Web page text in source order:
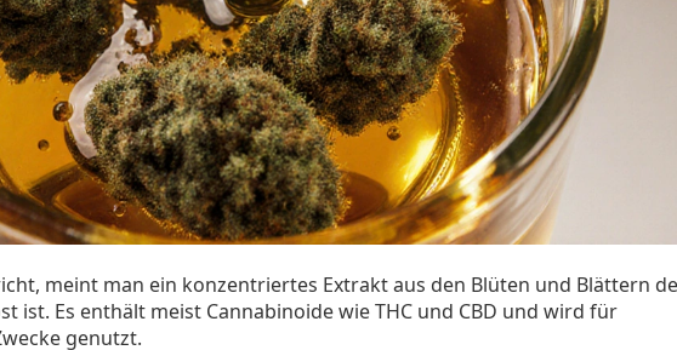
meint man ein konzentriertes Extrakt aus den Blüten und Blättern
ist. Es enthält meist Cannabinoide wie THC und CBD und wird für
genutzt.